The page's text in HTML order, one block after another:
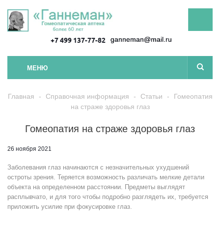
+7 499 137-77-82 ganneman@mail.ru
МЕНЮ
Главная - Справочная информация - Статьи -
Гомеопатия
на страже здоровья глаз
Гомеопатия на страже здоровья глаз
26 ноября 2021
Заболевания глаз начинаются с незначительных ухудшений
остроты зрения. Теряется возможность различать мелкие детали
объекта на определенном расстоянии. Предметы выглядят
расплывчато, и для того чтобы подробно разглядеть их, требуется
приложить усилие при фокусировке глаз.